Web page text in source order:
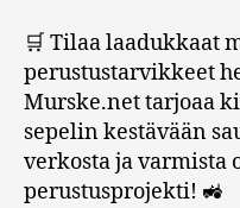
🛒 Tilaa laadukkaat
perustustarvikkeet
Murske.net tarjoaa
sepelin kestävään
verkosta ja varmista
perustusprojekti! 🚜